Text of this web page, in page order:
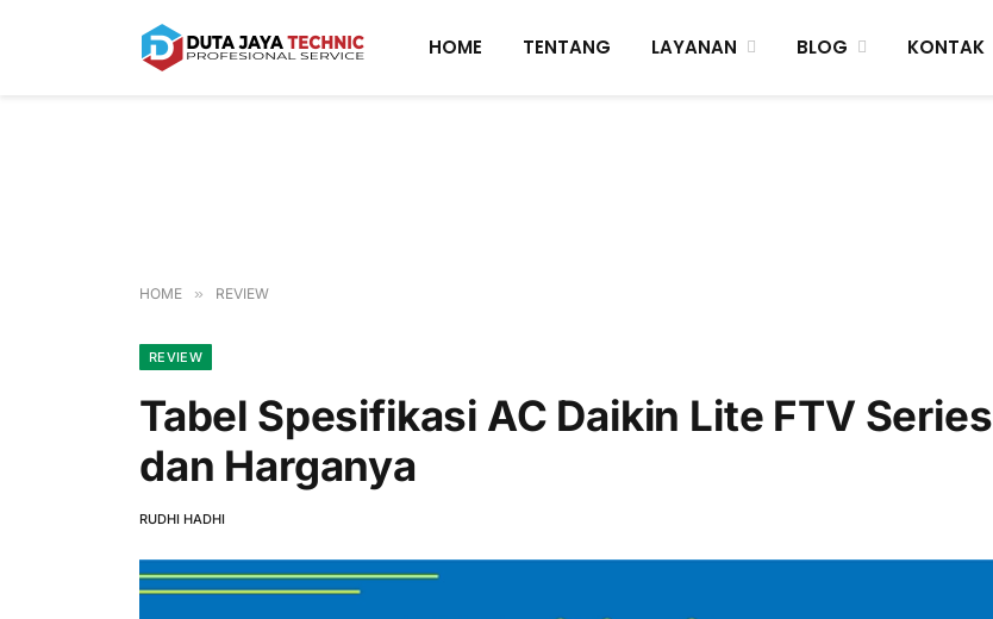
HOME TENTANG LAYANAN BLOG KONTAK
HOME » REVIEW
REVIEW
Tabel Spesifikasi AC Daikin Lite FTV Series
dan Harganya
RUDHI HADHI